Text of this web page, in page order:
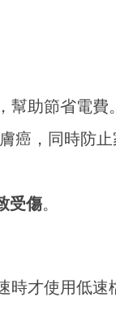
助節省電費。
癌，同時防止
受傷。
才使用低速